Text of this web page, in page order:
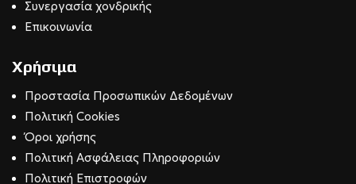
Συνεργασία χονδρικής
Επικοινωνία
Χρήσιμα
Προστασία Προσωπικών Δεδομένων
Πολιτική Cookies
Όροι χρήσης
Πολιτική Ασφάλειας Πληροφοριών
Πολιτική Επιστροφών